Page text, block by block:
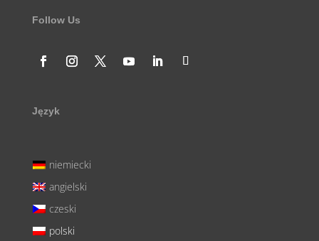
Follow Us
Język
niemiecki
angielski
czeski
polski